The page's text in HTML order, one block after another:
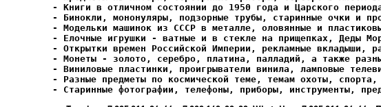
- Елочные игрушки - ватные и в стекле на прищепках, Деды
- Старинные фотографии, телефоны, приборы, инструменты,